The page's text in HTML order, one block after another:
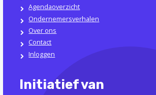
Agendaoverzicht
Ondernemersverhalen
Over ons
Contact
Inloggen
Initiatief van